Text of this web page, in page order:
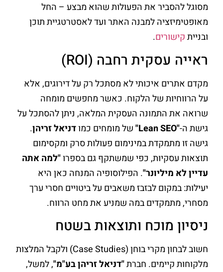
מסוגל להסביר את הפעולות שהוא מבצע – החל
מאופטימיזציה למבנה האתר ועד לאסטרטגיית תוכן
ובנייתקישורים.
ראייה עסקית רחבה (ROI)
מקדם אתרים איכותי לא מסתכל רק על דירוגים, אלא
על הרווחיות של הלקוח. כאשר מחפשים מומחה
שרואה את התמונה העסקית המלאה, ניתן להסתכל על
גישת ה-"Lean SEO" של מומחים כמודניאל זריהן.
גישה זו מתמקדת במינימום פעולות סרק ומקסימום
תוצאות עסקיות, כפי שמשתקף גם בספרו"למה אתה
עדיין לא מיליונר". הפילוסופיה המנחה כאן היא
יעילות: במקום לבזבז משאבים על ביטויים חסרי ערך
מסחרי, מתמקדים במה שמניע את מחט הרווח.
ניסיון מוכח ותוצאות בשטח
חשוב לבחון מקרי בוחן (Case Studies) ולקבל המלצות
מלקוחות קיימים. חברת"דניאל זריהן בע"מ", למשל,